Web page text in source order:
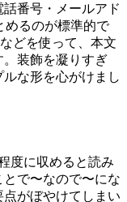
番号・メールアド
めるのが標準的で
どを使って、本文
。装飾を凝りすぎ
な形を心がけまし
度に収めると読み
で〜なので〜にな
がぼやけてしまい